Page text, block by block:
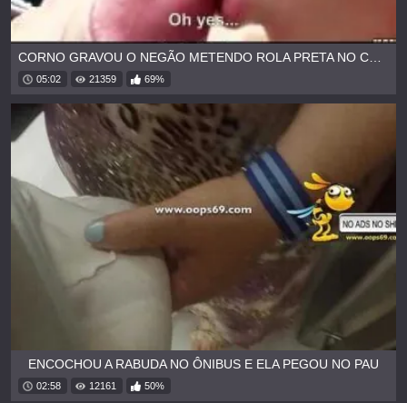
CORNO GRAVOU O NEGÃO METENDO ROLA PRETA NO CU DA ESPOSA
05:02 21359 69%
ENCOCHOU A RABUDA NO ÔNIBUS E ELA PEGOU NO PAU
02:58 12161 50%